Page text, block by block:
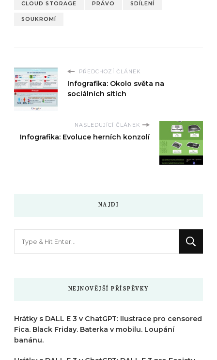
CLOUD STORAGE PRÁVO SDÍLENÍ
SOUKROMÍ
PŘEDCHOZÍ ČLÁNEK
Infografika: Okolo světa na
sociálních sítích
NASLEDUJÍCÍ ČLÁNEK
Infografika: Evoluce herních konzolí
NAJDI
NEJNOVĚJŠÍ PŘÍSPĚVKY
Hrátky s DALL E 3 v ChatGPT: Ilustrace pro censored
Fica. Black Friday. Baterka v mobilu. Loupání
banánu.